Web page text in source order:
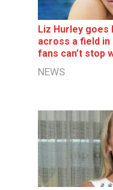
Liz Hurley goes
across a field
fans can’t stop
NEWS